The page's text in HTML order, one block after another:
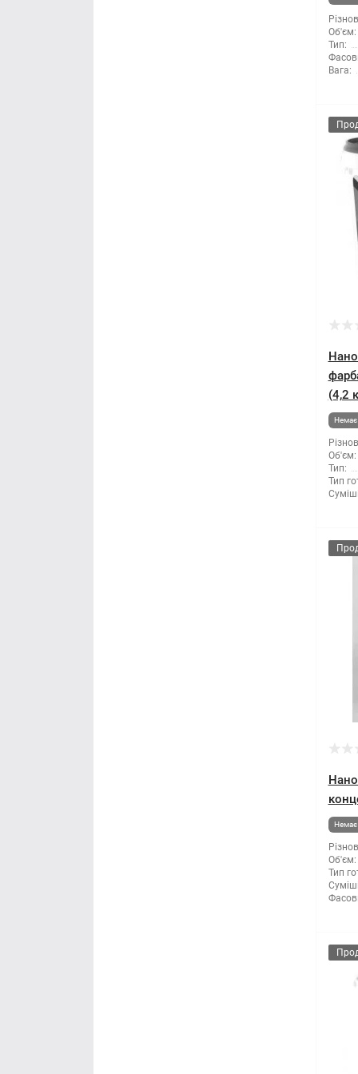
Об'єм:
Тип:
Вага:
(4,2
Немає
Об'єм:
Тип:
Тип
Немає
Об'єм:
Тип